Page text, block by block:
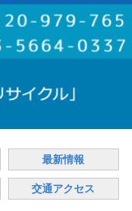
最新情報
交通アクセス